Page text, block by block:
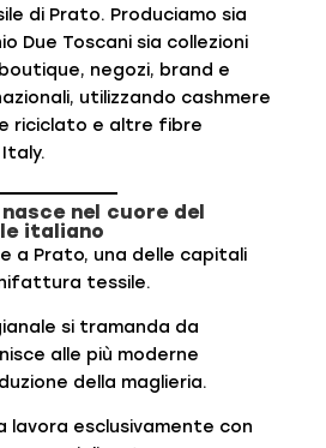
di Prato. Produciamo sia
Due Toscani sia collezioni
negozi, brand e
utilizzando cashmere
riciclato e altre fibre
nel cuore del
italiano
a Prato, una delle capitali
tessile.
si tramanda da
alle più moderne
della maglieria.
lavora esclusivamente con